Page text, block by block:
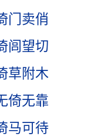
门卖俏
闾望切
草附木
倚无靠
马可待